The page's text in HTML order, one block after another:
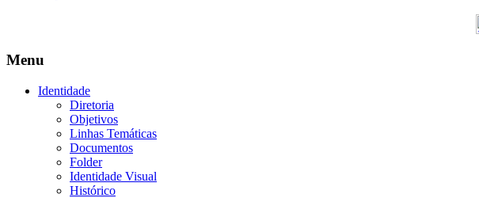
Menu
Identidade
Diretoria
Objetivos
Linhas Temáticas
Documentos
Folder
Identidade Visual
Histórico